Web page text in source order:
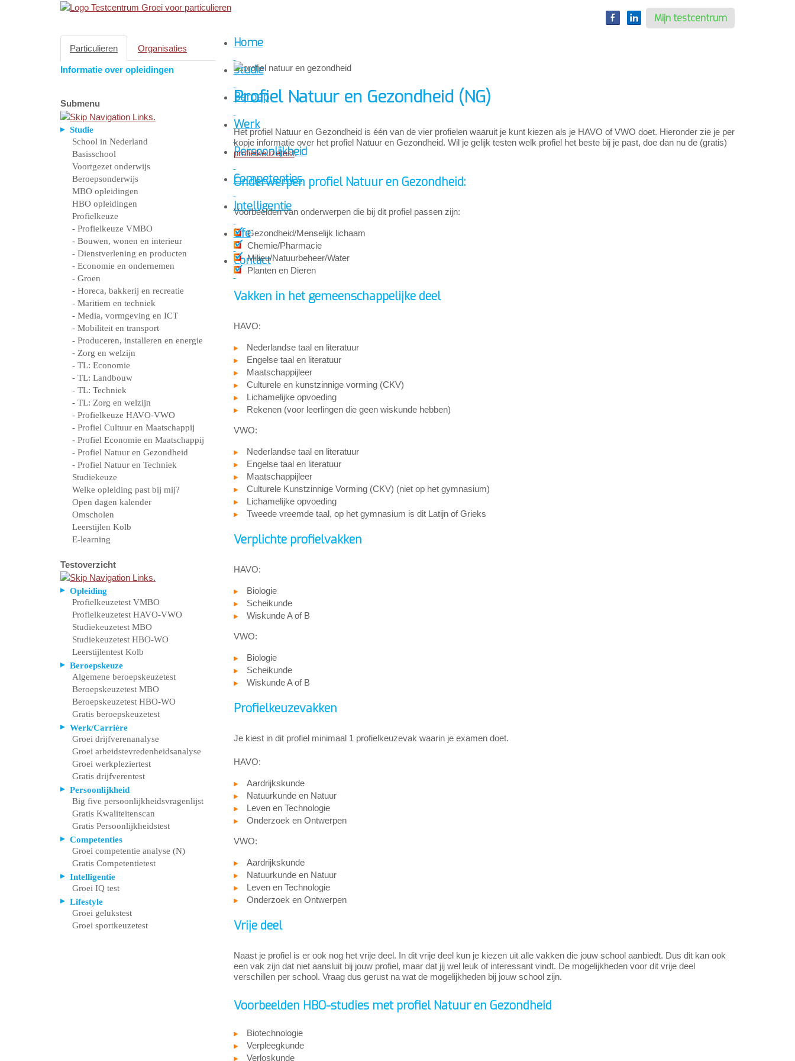
Mijn testcentrum
Particulieren Organisaties
Informatie over opleidingen
Submenu
Studie
School in Nederland
Basisschool
Voortgezet onderwijs
Beroepsonderwijs
MBO opleidingen
HBO opleidingen
Profielkeuze
- Profielkeuze VMBO
- Bouwen, wonen en interieur
- Dienstverlening en producten
- Economie en ondernemen
- Groen
- Horeca, bakkerij en recreatie
- Maritiem en techniek
- Media, vormgeving en ICT
- Mobiliteit en transport
- Produceren, installeren en energie
- Zorg en welzijn
- TL: Economie
- TL: Landbouw
- TL: Techniek
- TL: Zorg en welzijn
- Profielkeuze HAVO-VWO
- Profiel Cultuur en Maatschappij
- Profiel Economie en Maatschappij
- Profiel Natuur en Gezondheid
- Profiel Natuur en Techniek
Studiekeuze
Welke opleiding past bij mij?
Open dagen kalender
Omscholen
Leerstijlen Kolb
E-learning
Testoverzicht
Opleiding
Profielkeuzetest VMBO
Profielkeuzetest HAVO-VWO
Studiekeuzetest MBO
Studiekeuzetest HBO-WO
Leerstijlentest Kolb
Beroepskeuze
Algemene beroepskeuzetest
Beroepskeuzetest MBO
Beroepskeuzetest HBO-WO
Gratis beroepskeuzetest
Werk/Carrière
Groei drijfverenanalyse
Groei arbeidstevredenheidsanalyse
Groei werkpleziertest
Gratis drijfverentest
Persoonlijkheid
Big five persoonlijkheidsvragenlijst
Gratis Kwaliteitenscan
Gratis Persoonlijkheidstest
Competenties
Groei competentie analyse (N)
Gratis Competentietest
Intelligentie
Groei IQ test
Lifestyle
Groei gelukstest
Groei sportkeuzetest
Home
Studie
Beroep
Werk
Persoonlijkheid
Competenties
Intelligentie
Life
Contact
Profiel Natuur en Gezondheid (NG)
Het profiel Natuur en Gezondheid is één van de vier profielen waaruit je kunt kiezen als je HAVO of VWO doet. Hieronder zie je per
kopje informatie over het profiel Natuur en Gezondheid. Wil je gelijk testen welk profiel het beste bij je past, doe dan nu de (gratis)
profielkeuzetest.
Onderwerpen profiel Natuur en Gezondheid:
Voorbeelden van onderwerpen die bij dit profiel passen zijn:
Gezondheid/Menselijk lichaam
Chemie/Pharmacie
Milieu/Natuurbeheer/Water
Planten en Dieren
Vakken in het gemeenschappelijke deel
HAVO:
Nederlandse taal en literatuur
Engelse taal en literatuur
Maatschappijleer
Culturele en kunstzinnige vorming (CKV)
Lichamelijke opvoeding
Rekenen (voor leerlingen die geen wiskunde hebben)
VWO:
Nederlandse taal en literatuur
Engelse taal en literatuur
Maatschappijleer
Culturele Kunstzinnige Vorming (CKV) (niet op het gymnasium)
Lichamelijke opvoeding
Tweede vreemde taal, op het gymnasium is dit Latijn of Grieks
Verplichte profielvakken
HAVO:
Biologie
Scheikunde
Wiskunde A of B
VWO:
Biologie
Scheikunde
Wiskunde A of B
Profielkeuzevakken
Je kiest in dit profiel minimaal 1 profielkeuzevak waarin je examen doet.
HAVO:
Aardrijkskunde
Natuurkunde en Natuur
Leven en Technologie
Onderzoek en Ontwerpen
VWO:
Aardrijkskunde
Natuurkunde en Natuur
Leven en Technologie
Onderzoek en Ontwerpen
Vrije deel
Naast je profiel is er ook nog het vrije deel. In dit vrije deel kun je kiezen uit alle vakken die jouw school aanbiedt. Dus dit kan ook
een vak zijn dat niet aansluit bij jouw profiel, maar dat jij wel leuk of interessant vindt. De mogelijkheden voor dit vrije deel
verschillen per school. Vraag dus gerust na wat de mogelijkheden bij jouw school zijn.
Voorbeelden HBO-studies met profiel Natuur en Gezondheid
Biotechnologie
Verpleegkunde
Verloskunde